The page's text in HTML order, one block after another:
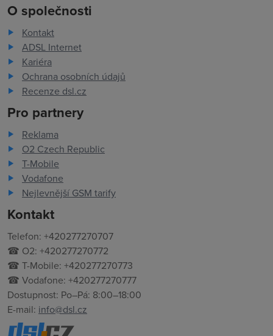
O společnosti
Kontakt
ADSL Internet
Kariéra
Ochrana osobních údajů
Recenze dsl.cz
Pro partnery
Reklama
O2 Czech Republic
T-Mobile
Vodafone
Nejlevnější GSM tarify
Kontakt
Telefon: +420277270707
☎ O2: +420277270772
☎ T-Mobile: +420277270773
☎ Vodafone: +420277270777
Dostupnost: Po–Pá: 8:00–18:00
E-mail: info@dsl.cz